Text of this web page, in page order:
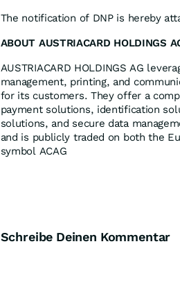
The notification of DNP is hereby
ABOUT AUSTRIACARD HOLDINGS
AUSTRIACARD HOLDINGS AG
management, printing, and
for its customers. They offer a
payment solutions, identification
solutions, and secure data
and is publicly traded on both the
symbol ACAG
Schreibe Deinen Kommentar